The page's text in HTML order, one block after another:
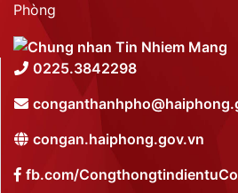
Phòng
0225.3842298
congan.haiphong.gov.vn
fb.com/